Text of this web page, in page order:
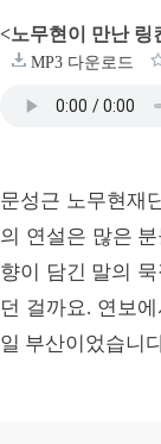
<노무현이 만난 링
MP3 다운로드
문성근 노무현재
의 연설은 많은
향이 담긴 말의
던 걸까요. 연보
일 부산이었습니